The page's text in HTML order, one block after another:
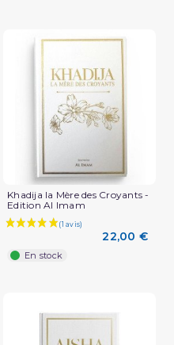
Khadija la Mère des Croyants -
Edition Al Imam
22,00 €
En stock